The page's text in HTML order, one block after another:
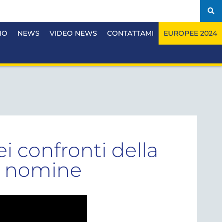
NEWS VIDEO NEWS CONTATTAMI EUROPEE 2024
confronti della
nomine